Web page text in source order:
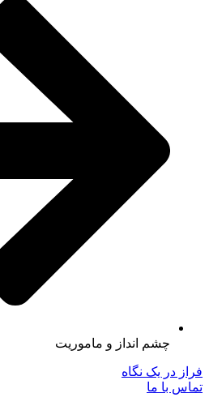
چشم انداز و ماموریت
فراز در یک نگاه
تماس با ما